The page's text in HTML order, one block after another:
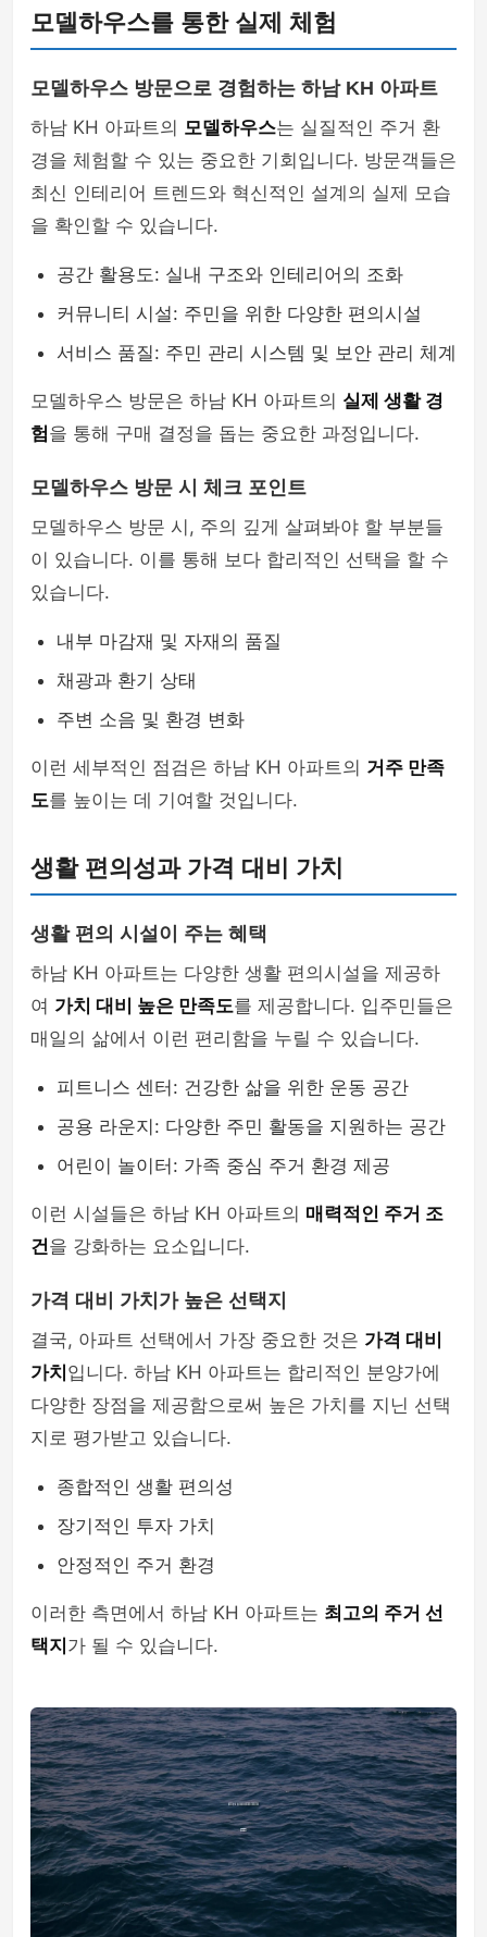
모델하우스를 통한 실제 체험
모델하우스 방문으로 경험하는 하남 KH 아파트
하남 KH 아파트의 모델하우스는 실질적인 주거 환
경을 체험할 수 있는 중요한 기회입니다. 방문객들은
최신 인테리어 트렌드와 혁신적인 설계의 실제 모습
을 확인할 수 있습니다.
공간 활용도: 실내 구조와 인테리어의 조화
커뮤니티 시설: 주민을 위한 다양한 편의시설
서비스 품질: 주민 관리 시스템 및 보안 관리 체계
모델하우스 방문은 하남 KH 아파트의 실제 생활 경
험을 통해 구매 결정을 돕는 중요한 과정입니다.
모델하우스 방문 시 체크 포인트
모델하우스 방문 시, 주의 깊게 살펴봐야 할 부분들
이 있습니다. 이를 통해 보다 합리적인 선택을 할 수
있습니다.
내부 마감재 및 자재의 품질
채광과 환기 상태
주변 소음 및 환경 변화
이런 세부적인 점검은 하남 KH 아파트의 거주 만족
도를 높이는 데 기여할 것입니다.
생활 편의성과 가격 대비 가치
생활 편의 시설이 주는 혜택
하남 KH 아파트는 다양한 생활 편의시설을 제공하
여 가치 대비 높은 만족도를 제공합니다. 입주민들은
매일의 삶에서 이런 편리함을 누릴 수 있습니다.
피트니스 센터: 건강한 삶을 위한 운동 공간
공용 라운지: 다양한 주민 활동을 지원하는 공간
어린이 놀이터: 가족 중심 주거 환경 제공
이런 시설들은 하남 KH 아파트의 매력적인 주거 조
건을 강화하는 요소입니다.
가격 대비 가치가 높은 선택지
결국, 아파트 선택에서 가장 중요한 것은 가격 대비
가치 입니다. 하남 KH 아파트는 합리적인 분양가에
다양한 장점을 제공함으로써 높은 가치를 지닌 선택
지로 평가받고 있습니다.
종합적인 생활 편의성
장기적인 투자 가치
안정적인 주거 환경
이러한 측면에서 하남 KH 아파트는 최고의 주거 선
택지 가 될 수 있습니다.